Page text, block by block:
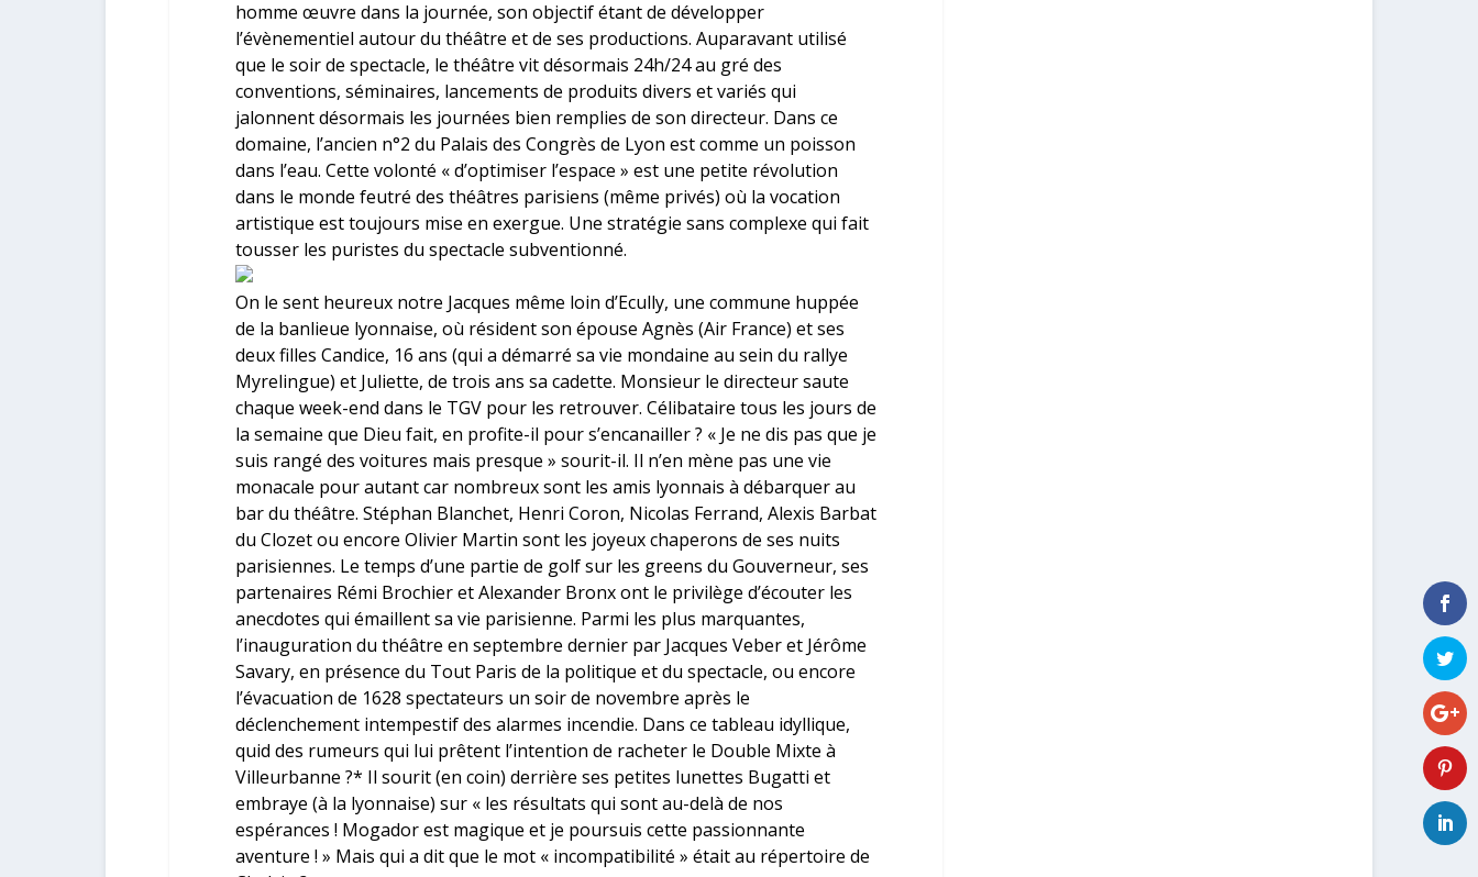
homme œuvre dans la journée, son objectif étant de développer
l’évènementiel autour du théâtre et de ses productions. Auparavant utilisé
que le soir de spectacle, le théâtre vit désormais 24h/24 au gré des
conventions, séminaires, lancements de produits divers et variés qui
jalonnent désormais les journées bien remplies de son directeur. Dans ce
domaine, l’ancien n°2 du Palais des Congrès de Lyon est comme un poisson
dans l’eau. Cette volonté « d’optimiser l’espace » est une petite révolution
dans le monde feutré des théâtres parisiens (même privés) où la vocation
artistique est toujours mise en exergue. Une stratégie sans complexe qui fait
tousser les puristes du spectacle subventionné.
On le sent heureux notre Jacques même loin d’Ecully, une commune huppée
de la banlieue lyonnaise, où résident son épouse Agnès (Air France) et ses
deux filles Candice, 16 ans (qui a démarré sa vie mondaine au sein du rallye
Myrelingue) et Juliette, de trois ans sa cadette. Monsieur le directeur saute
chaque week-end dans le TGV pour les retrouver. Célibataire tous les jours de
la semaine que Dieu fait, en profite-il pour s’encanailler ? « Je ne dis pas que je
suis rangé des voitures mais presque » sourit-il. Il n’en mène pas une vie
monacale pour autant car nombreux sont les amis lyonnais à débarquer au
bar du théâtre. Stéphan Blanchet, Henri Coron, Nicolas Ferrand, Alexis Barbat
du Clozetou encore Olivier Martin sont les joyeux chaperons de ses nuits
parisiennes. Le temps d’une partie de golf sur les greens du Gouverneur, ses
partenaires Rémi Brochier et Alexander Bronxont le privilège d’écouter les
anecdotes qui émaillent sa vie parisienne. Parmi les plus marquantes,
l’inauguration du théâtre en septembre dernier par Jacques Veberet Jérôme
Savary, en présence du Tout Paris de la politique et du spectacle, ou encore
l’évacuation de 1628 spectateurs un soir de novembre après le
déclenchement intempestif des alarmes incendie. Dans ce tableau idyllique,
quid des rumeurs qui lui prêtent l’intention de racheter le Double Mixte à
Villeurbanne ?* Il sourit (en coin) derrière ses petites lunettes Bugatti et
embraye (à la lyonnaise) sur « les résultats qui sont au-delà de nos
espérances ! Mogador est magique et je poursuis cette passionnante
aventure ! » Mais qui a dit que le mot « incompatibilité » était au répertoire de